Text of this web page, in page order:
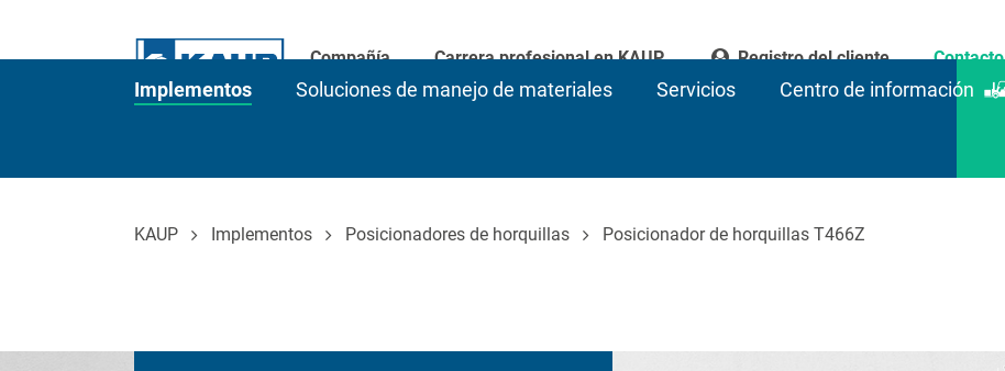
Compañía Carrera profesional en KAUP Registro del cliente Contacto
Implementos Soluciones de manejo de materiales Servicios Centro de información
KAUP Implementos Posicionadores de horquillas Posicionador de horquillas T466Z